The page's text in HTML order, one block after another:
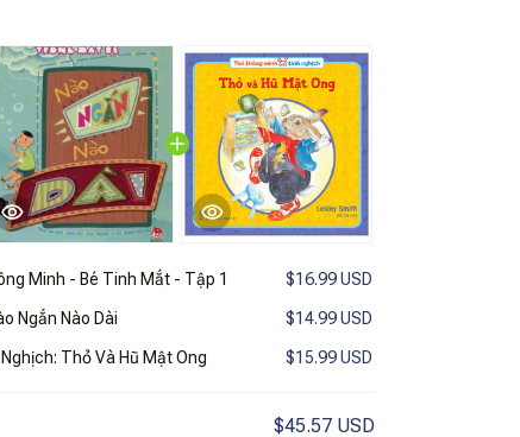
Minh - Bé Tinh Mắt - Tập 1 $16.99 USD
Ngắn Nào Dài $14.99 USD
Thỏ Và Hũ Mật Ong $15.99 USD
$45.57 USD